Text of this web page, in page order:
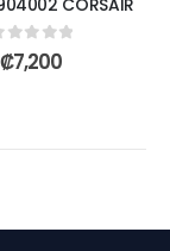
CORSAIR
out of 5
₡7,200